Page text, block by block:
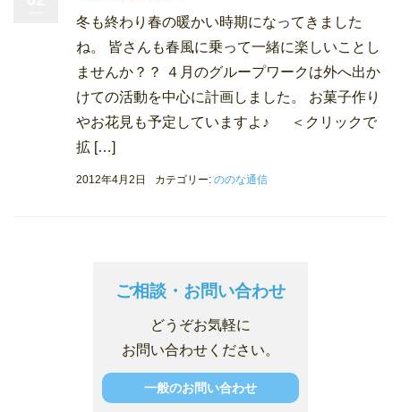
冬も終わり春の暖かい時期になってきました
ね。 皆さんも春風に乗って一緒に楽しいことし
ませんか？？ ４月のグループワークは外へ出か
けての活動を中心に計画しました。 お菓子作り
やお花見も予定していますよ♪ ＜クリックで
拡 […]
2012年4月2日 カテゴリー: ののな通信
ご相談・お問い合わせ
どうぞお気軽に
お問い合わせください。
一般のお問い合わせ